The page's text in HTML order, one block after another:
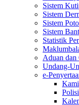
Sistem
Sistem
Sistem
Sistem
Statistik
Aduan dan
Undang-
e-